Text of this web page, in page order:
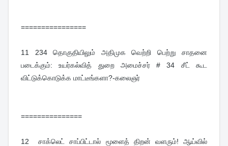
================
11 234 தொகுதியிலும் அதிமுக வெற்றி பெற்று சாதனை
படைக்கும்: உயர்கல்வித் துறை அமைச்சர் # 34 சீட் கூட
விட்டுக்கொடுக்க மாட்டீங்களா?-கலைஞர்
===============
12சாக்லெட் சாப்பிட்டால் மூளைத் திறன் வளரும்! ஆய்வில்